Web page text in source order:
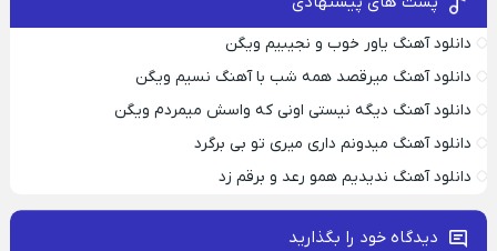
دانلود آهنگ یاور خوب و نجیبیم ویگن
دانلود آهنگ میرقصد همه شب با آهنگ نسیم ویگن
دانلود آهنگ دیگه نیستی اونی که واسش میمردم ویگن
دانلود آهنگ میدونم داری میری تو بی برگرد
دانلود آهنگ ندیدیم همو رعد و برقم زد
دیدگاه خود را بگذارید